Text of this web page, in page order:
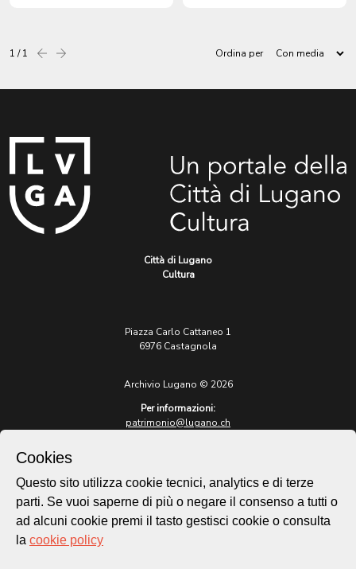
1 / 1 Precedentesuccessiva Ordina per
Città di Lugano
Cultura
Piazza Carlo Cattaneo 1
6976 Castagnola
Archivio Lugano © 2026
Per informazioni:
patrimonio@lugano.ch
lugano.ch
Cookie policy
Cookies
Questo sito utilizza cookie tecnici, analytics e di terze
parti. Se vuoi saperne di più o negare il consenso a tutti o
ad alcuni cookie premi il tasto gestisci cookie o consulta
la cookie policy